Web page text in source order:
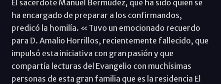
El sacerdote Manuel Bermúdez, que ha sido quien se
ha encargado de preparar a los confirmandos,
predicó la homilía. «Tuvo un emocionado recuerdo
para D. Amalio Horrillos, recientemente fallecido, que
impulsó esta iniciativa con gran pasión y que
compartía lecturas del Evangelio con muchísimas
personas de esta gran familia que es la residencia El